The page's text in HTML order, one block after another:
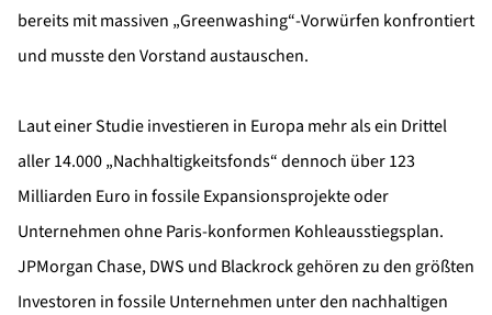
bereits mit massiven „Greenwashing“-Vorwürfen konfrontiert
und musste den Vorstand austauschen.
Laut einer Studie investieren in Europa mehr als ein Drittel
aller 14.000 „Nachhaltigkeitsfonds“ dennoch über 123
Milliarden Euro in fossile Expansionsprojekte oder
Unternehmen ohne Paris-konformen Kohleausstiegsplan.
JPMorgan Chase, DWS und Blackrock gehören zu den größten
Investoren in fossile Unternehmen unter den nachhaltigen